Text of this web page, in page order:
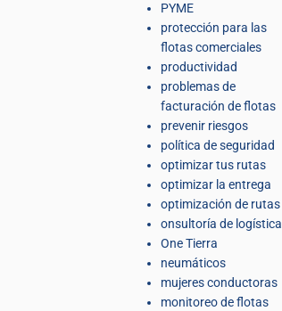
PYME
protección para las
flotas comerciales
productividad
problemas de
facturación de flotas
prevenir riesgos
política de seguridad
optimizar tus rutas
optimizar la entrega
optimización de rutas
onsultoría de logística
One Tierra
neumáticos
mujeres conductoras
monitoreo de flotas